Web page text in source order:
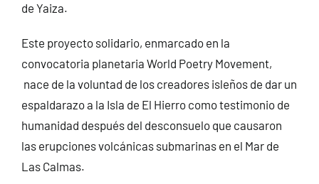
de Yaiza.
Este proyecto solidario, enmarcado en la
convocatoria planetaria World Poetry Movement,
nace de la voluntad de los creadores isleños de dar un
espaldarazo a la Isla de El Hierro como testimonio de
humanidad después del desconsuelo que causaron
las erupciones volcánicas submarinas en el Mar de
Las Calmas.